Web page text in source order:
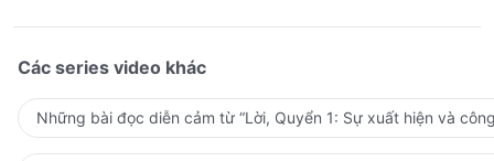
Các series video khác
Những bài đọc diễn cảm từ “Lời, Quyển 1: Sự xuất hiện và